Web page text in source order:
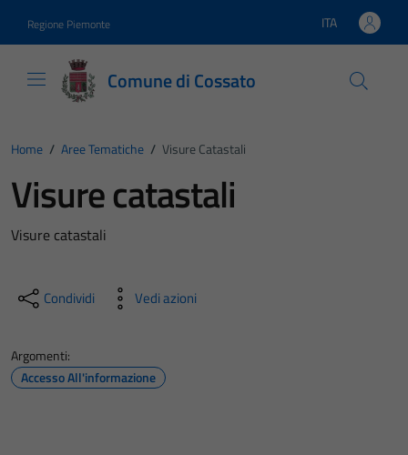
Regione Piemonte Lingua attiva:
ITA
Comune di Cossato
Home / Aree Tematiche / Visure Catastali
Visure catastali
Visure catastali
Condividi Vedi azioni
Argomenti:
Accesso All'informazione